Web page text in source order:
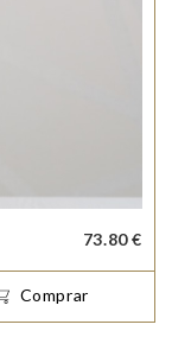
73.80 €
Comprar